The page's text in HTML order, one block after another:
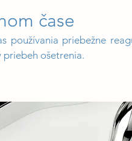
čase
priebežne
priebeh ošetrenia.